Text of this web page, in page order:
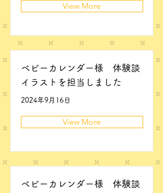
View More
ベビーカレンダー様 体験談
イラストを担当しました
2024年9月16日
View More
ベビーカレンダー様 体験談